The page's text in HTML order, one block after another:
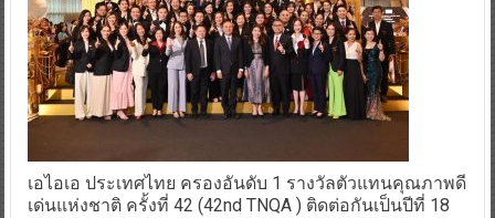
เอไอเอ ประเทศไทย ครองอันดับ 1 รางวัลตัวแทนคุณภาพดี
เด่นแห่งชาติ ครั้งที่ 42 (42nd TNQA ) ติดต่อกันเป็นปีที่ 18